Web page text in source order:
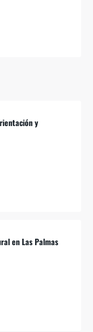
y
en Las Palmas